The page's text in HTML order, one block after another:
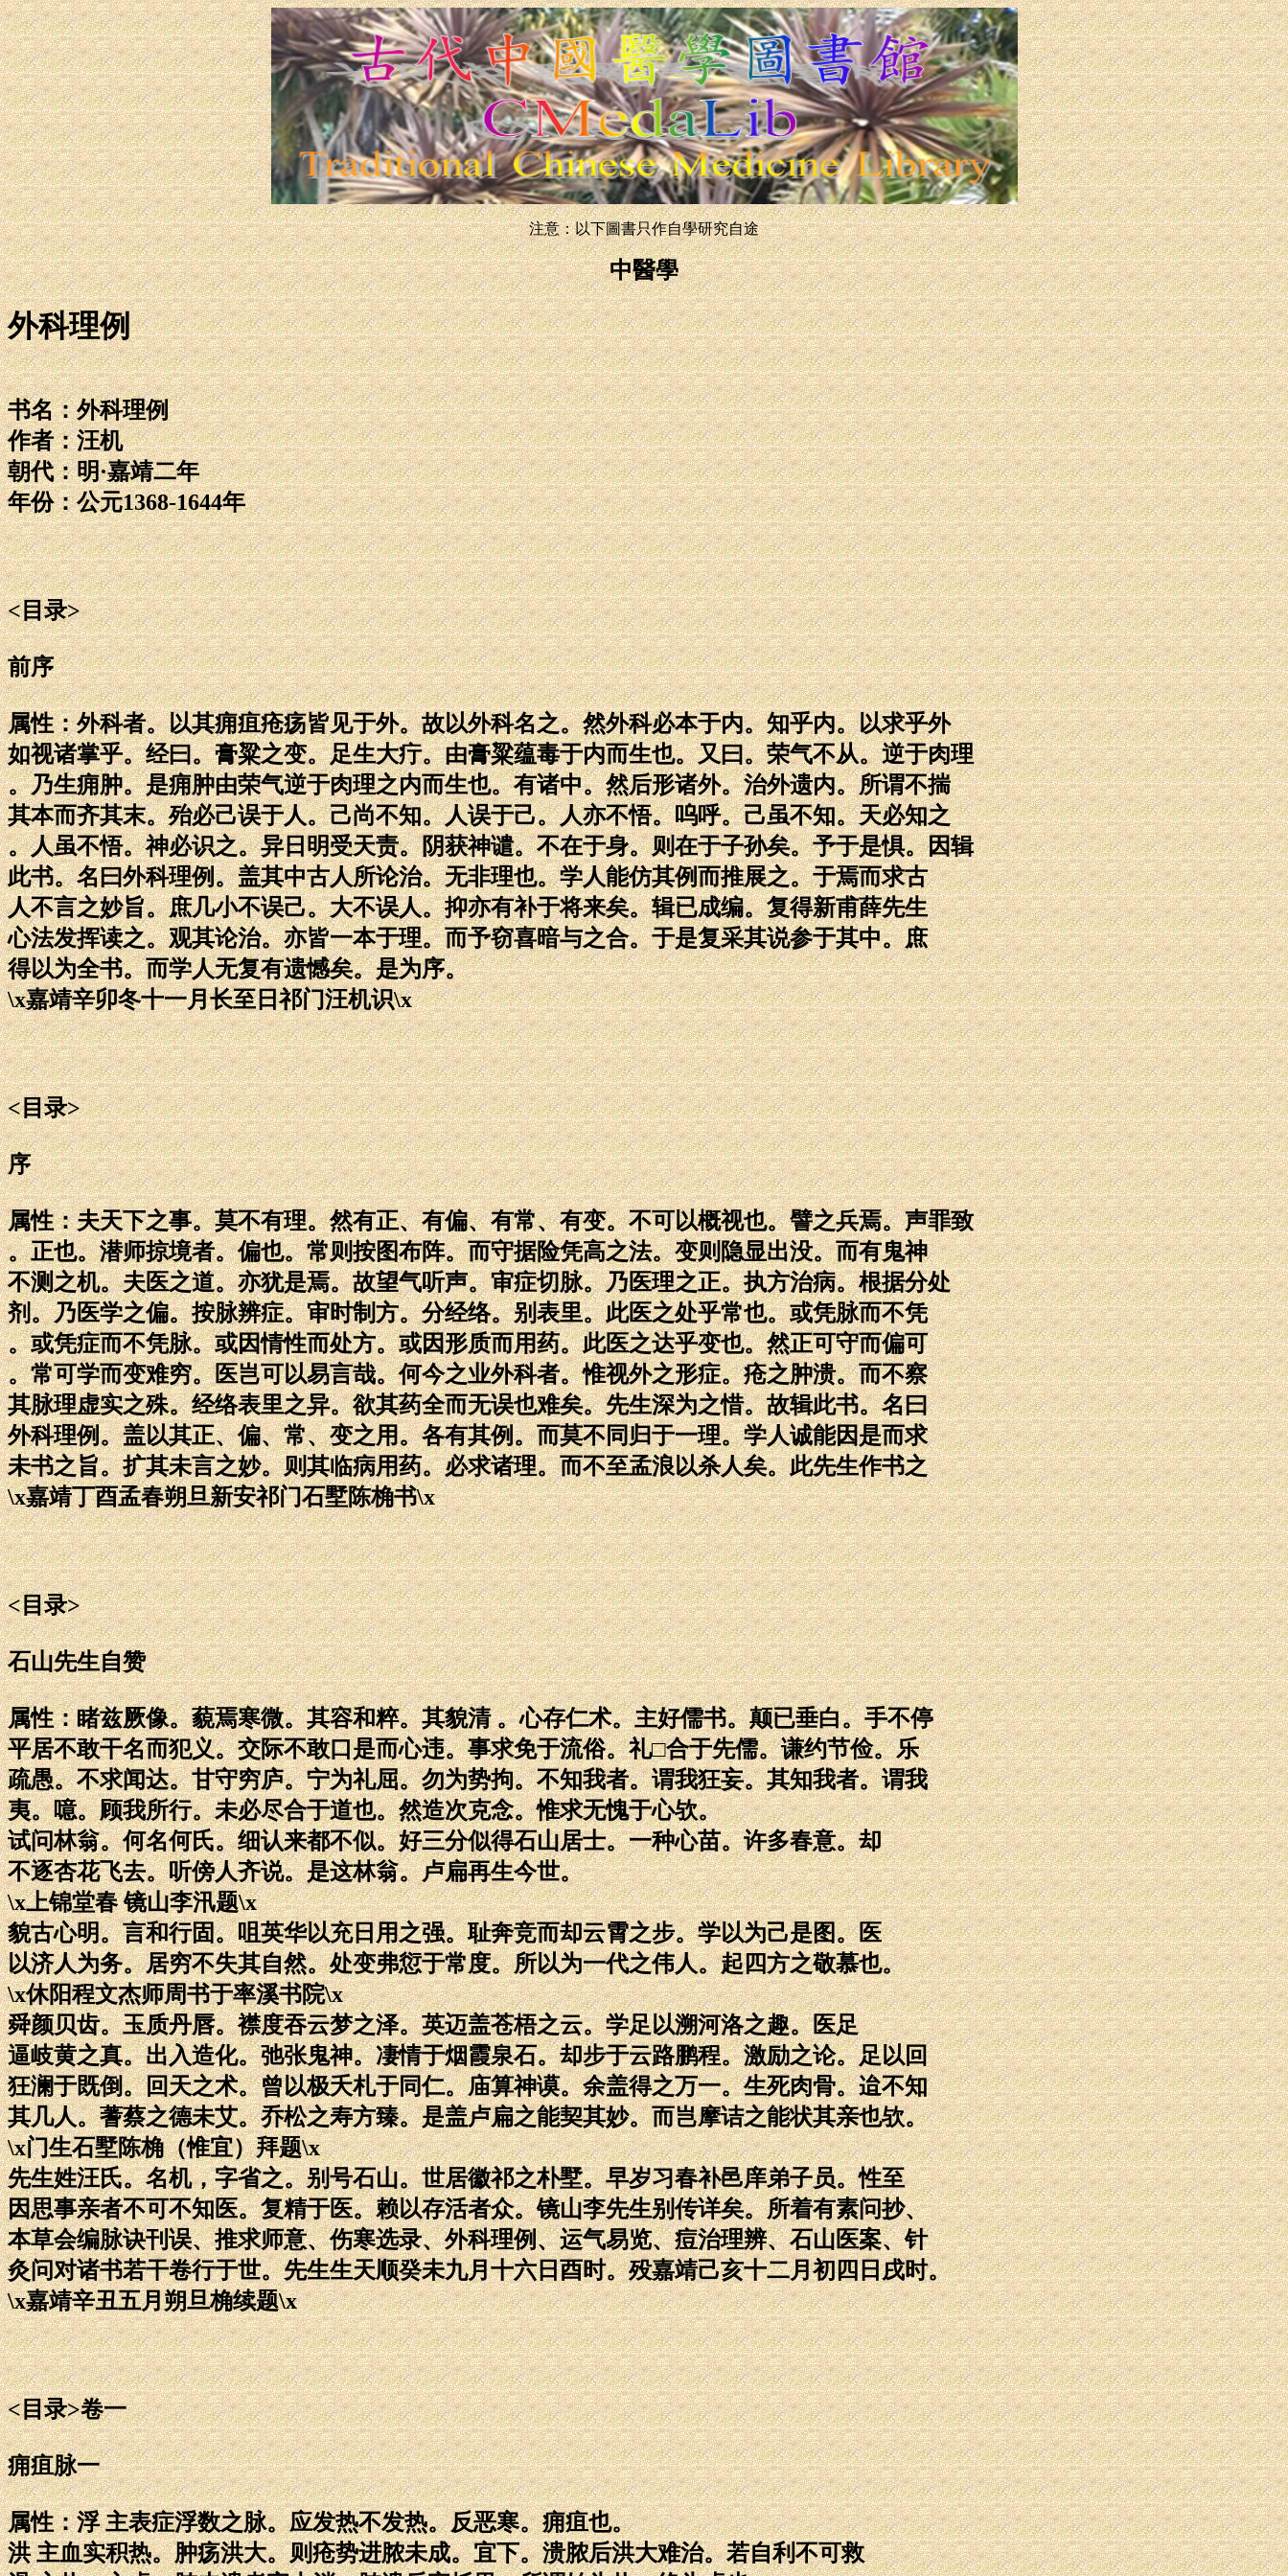
注意：以下圖書只作自學研究自途
中醫學
外科理例
书名：外科理例
作者：汪机
朝代：明·嘉靖二年
年份：公元1368-1644年
<目录>
前序
属性：外科者。以其痈疽疮疡皆见于外。故以外科名之。然外科必本于内。知乎内。以求乎外
如视诸掌乎。经曰。膏粱之变。足生大疔。由膏粱蕴毒于内而生也。又曰。荣气不从。逆于肉理
。乃生痈肿。是痈肿由荣气逆于肉理之内而生也。有诸中。然后形诸外。治外遗内。所谓不揣
其本而齐其末。殆必己误于人。己尚不知。人误于己。人亦不悟。呜呼。己虽不知。天必知之
。人虽不悟。神必识之。异日明受天责。阴获神谴。不在于身。则在于子孙矣。予于是惧。因辑
此书。名曰外科理例。盖其中古人所论治。无非理也。学人能仿其例而推展之。于焉而求古
人不言之妙旨。庶几小不误己。大不误人。抑亦有补于将来矣。辑已成编。复得新甫薛先生
心法发挥读之。观其论治。亦皆一本于理。而予窃喜暗与之合。于是复采其说参于其中。庶
得以为全书。而学人无复有遗憾矣。是为序。
\x嘉靖辛卯冬十一月长至日祁门汪机识\x
<目录>
序
属性：夫天下之事。莫不有理。然有正、有偏、有常、有变。不可以概视也。譬之兵焉。声罪致
。正也。潜师掠境者。偏也。常则按图布阵。而守据险凭高之法。变则隐显出没。而有鬼神
不测之机。夫医之道。亦犹是焉。故望气听声。审症切脉。乃医理之正。执方治病。根据分处
剂。乃医学之偏。按脉辨症。审时制方。分经络。别表里。此医之处乎常也。或凭脉而不凭
。或凭症而不凭脉。或因情性而处方。或因形质而用药。此医之达乎变也。然正可守而偏可
。常可学而变难穷。医岂可以易言哉。何今之业外科者。惟视外之形症。疮之肿溃。而不察
其脉理虚实之殊。经络表里之异。欲其药全而无误也难矣。先生深为之惜。故辑此书。名曰
外科理例。盖以其正、偏、常、变之用。各有其例。而莫不同归于一理。学人诚能因是而求
未书之旨。扩其未言之妙。则其临病用药。必求诸理。而不至孟浪以杀人矣。此先生作书之
\x嘉靖丁酉孟春朔旦新安祁门石墅陈桷书\x
<目录>
石山先生自赞
属性：睹兹厥像。藐焉寒微。其容和粹。其貌清 。心存仁术。主好儒书。颠已垂白。手不停
平居不敢干名而犯义。交际不敢口是而心违。事求免于流俗。礼□合于先儒。谦约节俭。乐
疏愚。不求闻达。甘守穷庐。宁为礼屈。勿为势拘。不知我者。谓我狂妄。其知我者。谓我
夷。噫。顾我所行。未必尽合于道也。然造次克念。惟求无愧于心欤。
试问林翁。何名何氏。细认来都不似。好三分似得石山居士。一种心苗。许多春意。却
不逐杏花飞去。听傍人齐说。是这林翁。卢扁再生今世。
\x上锦堂春 镜山李汛题\x
貌古心明。言和行固。咀英华以充日用之强。耻奔竞而却云霄之步。学以为己是图。医
以济人为务。居穷不失其自然。处变弗愆于常度。所以为一代之伟人。起四方之敬慕也。
\x休阳程文杰师周书于率溪书院\x
舜颜贝齿。玉质丹唇。襟度吞云梦之泽。英迈盖苍梧之云。学足以溯河洛之趣。医足
逼岐黄之真。出入造化。弛张鬼神。凄情于烟霞泉石。却步于云路鹏程。激励之论。足以回
狂澜于既倒。回天之术。曾以极夭札于同仁。庙算神谟。余盖得之万一。生死肉骨。迨不知
其几人。蓍蔡之德未艾。乔松之寿方臻。是盖卢扁之能契其妙。而岂摩诘之能状其亲也欤。
\x门生石墅陈桷（惟宜）拜题\x
先生姓汪氏。名机，字省之。别号石山。世居徽祁之朴墅。早岁习春补邑庠弟子员。性至
因思事亲者不可不知医。复精于医。赖以存活者众。镜山李先生别传详矣。所着有素问抄、
本草会编脉诀刊误、推求师意、伤寒选录、外科理例、运气易览、痘治理辨、石山医案、针
灸问对诸书若干卷行于世。先生生天顺癸未九月十六日酉时。殁嘉靖己亥十二月初四日戌时。
\x嘉靖辛丑五月朔旦桷续题\x
<目录>卷一
痈疽脉一
属性：浮 主表症浮数之脉。应发热不发热。反恶寒。痈疽也。
洪 主血实积热。肿疡洪大。则疮势进脓未成。宜下。溃脓后洪大难治。若自利不可救